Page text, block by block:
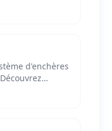
d'enchères